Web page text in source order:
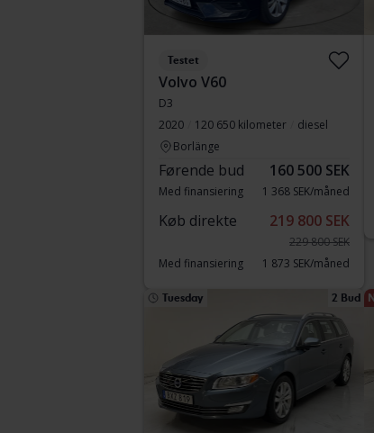
Testet
Volvo V60
D3
2020
120 650 kilometer
diesel
Borlänge
Førende bud 160 500 SEK
Med finansiering 1 368 SEK/måned
Køb direkte 219 800 SEK
229 800 SEK
Med finansiering
1 873 SEK/måned
Tuesday 2 Bud